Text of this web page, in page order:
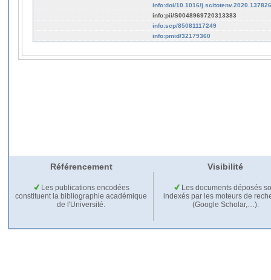
info:doi/10.1016/j.scitotenv.2020.137826
info:pii/S0048969720313383
info:scp/85081117249
info:pmid/32179360
Référencement Visibilité
Les publications encodées
constituent la bibliographie académique
de l'Université.
Les documents déposés
indexés par les moteurs de
(Google Scholar,…).